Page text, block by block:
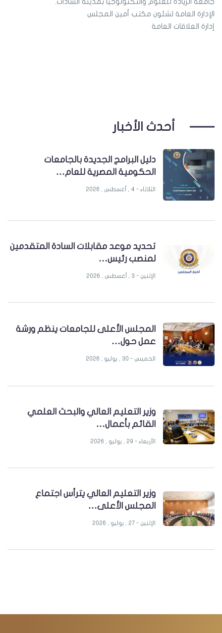
الإدارة العامة لشئون مكتب أمين المجلس
إدارة العلاقات العامة
أحدث الأخبار
دليل البرامج الجديدة بالجامعات
الحكومية المصرية للعام…
الثلاثاء - 4 , أغسطس , 2026
تحديد موعد مقابلات السادة المتقدمين
لمنصب رئيس…
الإثنين - 3 , أغسطس , 2026
المجلس الأعلى للجامعات ينظم ورشة
عمل حول…
الخميس - 30 , يوليو , 2026
وزير التعليم العالي والبحث العلمي
القائم بأعمال…
الأربعاء - 29 , يوليو , 2026
وزير التعليم العالي يترأس اجتماع
المجلس الأعلى…
الإثنين - 27 , يوليو , 2026